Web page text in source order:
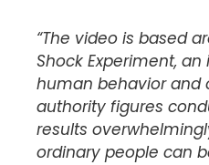
“The video is based
Shock Experiment,
human behavior and
authority figures
results
ordinary people can